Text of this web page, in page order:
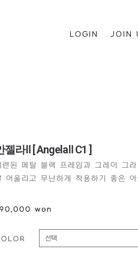
LOGIN JOIN
젤라Ⅱ [ AngelaⅡ C1 ]
련된 메탈 블랙 프레임과 그레이 그
어울리고 무난하게 착용하기 좋은 아
won